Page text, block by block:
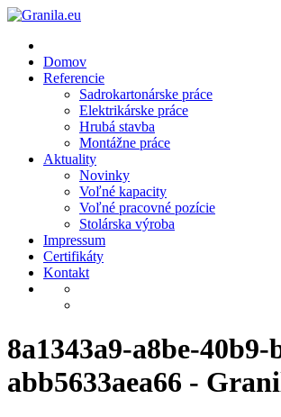
Skip
content
Domov
Referencie
Sadrokartonárske práce
Elektrikárske práce
Hrubá stavba
Montážne práce
Aktuality
Novinky
Voľné kapacity
Voľné pracovné pozície
Stolárska výroba
Impressum
Certifikáty
Kontakt
8a1343a9-a8be-40b9-
abb5633aea66 -